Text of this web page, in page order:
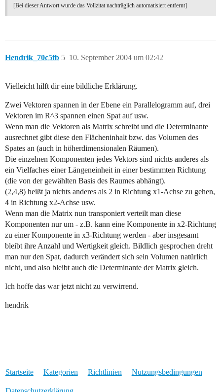
[Bei dieser Antwort wurde das Vollzitat nachträglich automatisiert entfernt]
Hendrik_70c5fb 10. September 2004 um 02:42
5
Vielleicht hilft dir eine bildliche Erklärung.
Zwei Vektoren spannen in der Ebene ein Parallelogramm auf, drei
Vektoren im R^3 spannen einen Spat auf usw.
Wenn man die Vektoren als Matrix schreibt und die Determinante
ausrechnet gibt diese den Flächeninhalt bzw. das Volumen des
Spates an (auch in höherdimensionalen Räumen).
Die einzelnen Komponenten jedes Vektors sind nichts anderes als
ein Vielfaches einer Längeneinheit in einer bestimmten Richtung
(die von der gewählten Basis des Raumes abhängt).
(2,4,8) heißt ja nichts anderes als 2 in Richtung x1-Achse zu gehen,
4 in Richtung x2-Achse usw.
Wenn man die Matrix nun transponiert verteilt man diese
Komponenten nur um - z.B. kann eine Komponente in x2-Richtung
zu einer Komponente in x3-Richtung werden - aber insgesamt
bleibt ihre Anzahl und Wertigkeit gleich. Bildlich gesprochen dreht
man nur den Spat, dadurch verändert sich sein Volumen natürlich
nicht, und also bleibt auch die Determinante der Matrix gleich.
Ich hoffe das war jetzt nicht zu verwirrend.
hendrik
Startseite Kategorien Richtlinien Nutzungsbedingungen